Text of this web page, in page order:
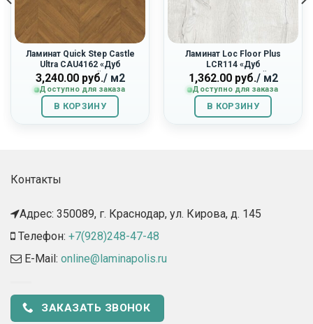
Ламинат Quick Step Castle
Ultra CAU4162 «Дуб
Горчичный»
3,240.00руб./ м2
Доступно для заказа
В КОРЗИНУ
Ламинат Loc Floor Plus
LCR114 «Дуб
Средневековый»
1,362.00руб./ м2
Доступно для заказа
В КОРЗИНУ
Контакты
Адрес: 350089, г. Краснодар, ул. Кирова, д. 145​
Телефон: +7(928)248-47-48
E-Mail: online@laminapolis.ru
ЗАКАЗАТЬ ЗВОНОК